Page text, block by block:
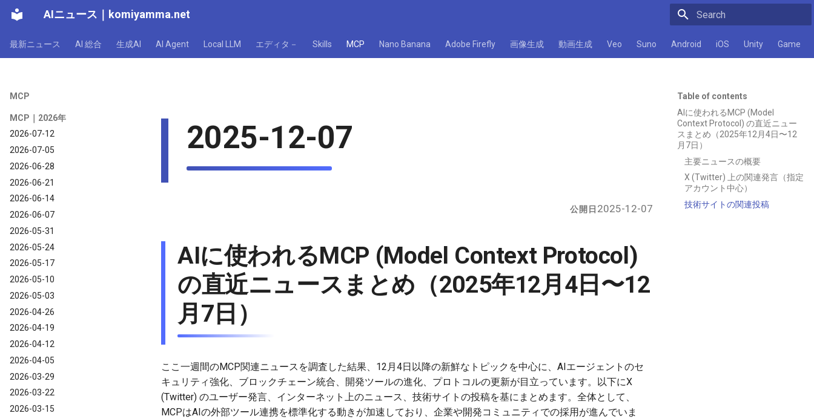
AIニュース komiyamma.net
最新ニュース AI 総合 生成AI AI Agent Local LLM エディタ－ Skills MCP Nano Banana Adobe Firefly 画像生成 動画生成 Veo Suno Android iOS Unity Game
MCP
MCP｜2026年
2026-07-12
2026-07-05
2026-06-28
2026-06-21
2026-06-14
2026-06-07
2026-05-31
2026-05-24
2026-05-17
2026-05-10
2026-05-03
2026-04-26
2026-04-19
2026-04-12
2026-04-05
2026-03-29
2026-03-22
2026-03-15
Table of contents
AIに使われるMCP (Model
Context Protocol) の直近ニュー
スまとめ（2025年12月4日〜12
月7日）
主要ニュースの概要
X (Twitter) 上の関連発言（指定
アカウント中心）
技術サイトの関連投稿
2025-12-07
公開日 2025-12-07
AIに使われるMCP (Model Context Protocol)
の直近ニュースまとめ（2025年12月4日〜12
月7日）
ここ一週間のMCP関連ニュースを調査した結果、12月4日以降の新鮮なトピックを中心に、AIエージェントのセ
キュリティ強化、ブロックチェーン統合、開発ツールの進化、プロトコルの更新が目立っています。以下にX
(Twitter) のユーザー発言、インターネット上のニュース、技術サイトの投稿を基にまとめます。全体として、
MCPはAIの外部ツール連携を標準化する動きが加速しており、企業や開発コミュニティでの採用が進んでいま